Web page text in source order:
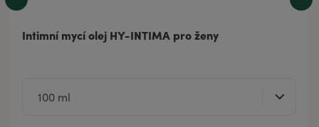
Intimní mycí olej HY-INTIMA pro ženy